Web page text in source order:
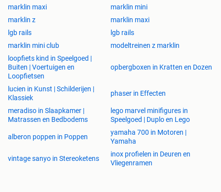
marklin maxi
marklin mini
marklin z
marklin maxi
lgb rails
lgb rails
marklin mini club
modeltreinen z marklin
loopfiets kind in Speelgoed |
Buiten | Voertuigen en
Loopfietsen
opbergboxen in Kratten en Dozen
lucien in Kunst | Schilderijen |
Klassiek
phaser in Effecten
meradiso in Slaapkamer |
Matrassen en Bedbodems
lego marvel minifigures in
Speelgoed | Duplo en Lego
alberon poppen in Poppen
yamaha 700 in Motoren |
Yamaha
vintage sanyo in Stereoketens
inox profielen in Deuren en
Vliegenramen